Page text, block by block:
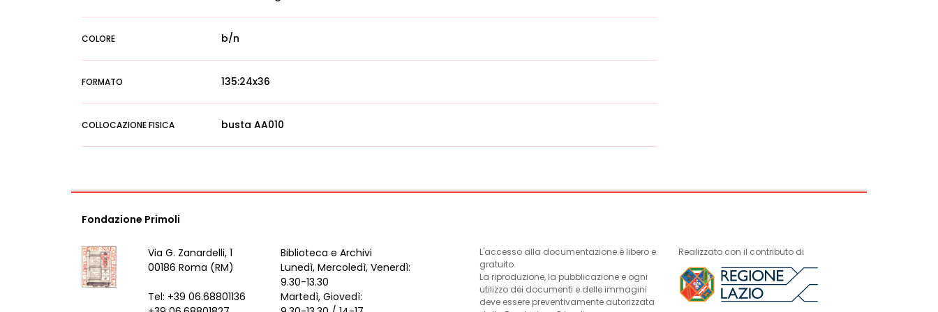
COLORE b/n
FORMATO 135:24x36
COLLOCAZIONE FISICA busta AA010
Fondazione Primoli
Via G. Zanardelli, 1
00186 Roma (RM)
Tel: +39 06.68801136
Biblioteca e Archivi
Lunedì, Mercoledì, Venerdì:
9.30-13.30
Martedì, Giovedì:
L'accesso alla documentazione è libero e
gratuito.
La riproduzione, la pubblicazione e ogni
utilizzo dei documenti e delle immagini
deve essere preventivamente autorizzata
Realizzato con il contributo di